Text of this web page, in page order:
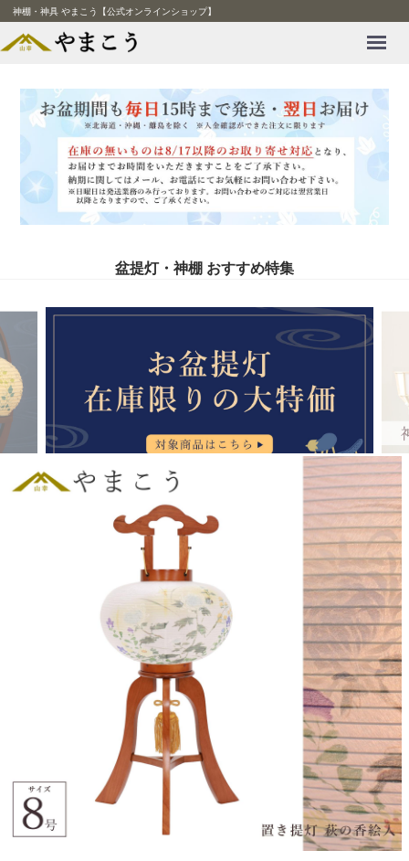
神棚・神具 やまこう【公式オンラインショップ】
盆提灯・神棚 おすすめ特集